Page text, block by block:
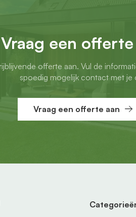
Vraag een offerte
offerte aan. Vul de
spoedig mogelijk contact met je
Vraag een offerte aan